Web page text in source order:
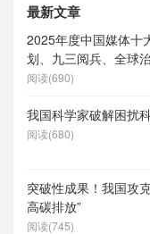
最新文章
2025年度中国媒体十
划、九三阅兵、全球
度求索）、人形机器
阅读(690)
我国科学家破解困扰
阅读(680)
突破性成果！我国攻
高碳排放”
阅读(745)